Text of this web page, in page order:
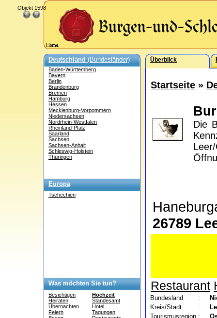
Deutschland(Bundesländer)
Baden-Württemberg
Bayern
Berlin
Brandenburg
Bremen
Hamburg
Hessen
Mecklenburg-Vorpommern
Niedersachsen
Nordrhein-Westfalen
Rheinland-Pfalz
Saarland
Sachsen
Sachsen-Anhalt
Schleswig-Holstein
Thüringen
Europa
Tschechien
Was möchten Sie tun?
Besichtigen
Heiraten
Übernachten
Feiern
Hochzeit
Standesamt
Hotel
Tagungen
Überblick
Startseite »
Die
26789
Restaurant
Bundesland :
Kreis/Stadt
:
Tourismusregion :
Objekt 1598